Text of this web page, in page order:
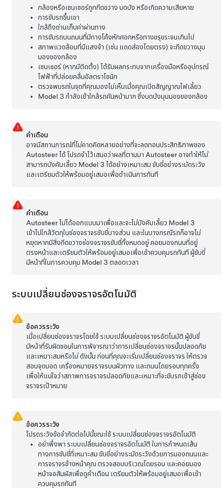
กล้องหรือเซนเซอร์ถูกกีดขวาง บดบัง หรือเกิดความเสียหาย
การขับรถขึ้นเขา
ใกล้ถึงด่านเก็บค่าผ่านทาง
การขับรถบนถนนที่มีทางโค้งหักศอกหรือทางขรุขระจนเกินไป
สภาพแวดล้อมที่มีแสงจ้า (เช่น แดดส่องโดยตรง) จะกีดขวางมุม
มองของกล้อง
เซนเซอร์ (หากมีติดตั้ง) ได้รับผลกระทบจากเครื่องมือหรืออุปกรณ์
ไฟฟ้าที่ปล่อยคลื่นอัลตราโซนิก
ตรวจพบรถในจุดที่คุณมองไม่เห็นเมื่อคุณเปิดสัญญาณไฟเลี้ยว
Model 3 กำลังเข้าใกล้รถคันหน้ามาก ซึ่งบดบังมุมมองของกล้อง
คำเตือน
อาจมีสถานการณ์ที่ไม่คาดคิดหลายอย่างที่จะลดทอนประสิทธิภาพของ
Autosteer ได้ โปรดจำไว้เสมอว่าผลที่ตามมา Autosteerอาจทำให้ไม่
สามารถบังคับเลี้ยว Model 3 ได้อย่างเหมาะสม ขับขี่อย่างระมัดระวัง
และเตรียมตัวให้พร้อมอยู่เสมอเพื่อดำเนินการทันที
คำเตือน
Autosteer ไม่ได้ออกแบบมาเพื่อและจะไม่บังคับเลี้ยว Model 3
เข้าไปใกล้วัตถุในช่องจราจรขับขี่บางส่วน และในบางกรณีรถก็อาจไม่
หยุดหากมีสิ่งกีดขวางช่องจราจรขับขี่ทั้งหมดอยู่ คอยมองถนนที่อยู่
ตรงหน้าและเตรียมตัวให้พร้อมอยู่เสมอเพื่อเข้าควบคุมรถทันที ผู้ขับขี่
มีหน้าที่ในการควบคุม Model 3 ตลอดเวลา
ระบบเปลี่ยนช่องจราจรอัตโนมัติ
ข้อควรระวัง
เมื่อเปลี่ยนช่องจราจรโดยใช้ระบบเปลี่ยนช่องจราจรอัตโนมัติ ผู้ขับขี่
มีหน้าที่รับผิดชอบในการพิจารณาว่าการเปลี่ยนช่องจราจรนั้นปลอดภัย
และเหมาะสมหรือไม่ ดังนั้น ก่อนที่คุณจะเริ่มเปลี่ยนช่องจราจร ให้ตรวจ
สอบจุดบอด เครื่องหมายจราจรบนผิวทาง และถนนโดยรอบทุกครั้ง
เพื่อให้แน่ใจว่าสภาพการจราจรปลอดภัยและเหมาะที่จะขับรถเข้าสู่ช่อง
จราจรเป้าหมาย
ข้อควรระวัง
โปรดระวังข้อจำกัดต่อไปนี้ขณะใช้ระบบเปลี่ยนช่องจราจรอัตโนมัติ
อย่าพึ่งพาระบบเปลี่ยนช่องจราจรอัตโนมัติ ในการกำหนดเส้น
ทางการขับขี่ที่เหมาะสม ขับขี่อย่างระมัดระวังด้วยการมองถนนและ
การจราจรข้างหน้าคุณ ตรวจสอบบริเวณโดยรอบ และคอยมอง
หน้าจอสัมผัสเพื่อดูคำเตือน เตรียมตัวให้พร้อมอยู่เสมอเพื่อเข้า
ควบคุมรถทันที